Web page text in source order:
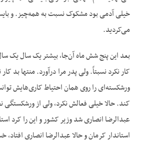
خیلی آدمی بود مشکوک نسبت به همه‌چیز. و
می‌کردید.
بعد این پنج شش ماه آن‌جا، بیشتر یک سال یک
کار نکرد نسبتاً. ولی پدر مرا درآورد. منتها بد
ورشکسته‌ای را روی همان احتیاط کاری‌هایش
کند. حالا خیلی فعالش نکرد، ولی از
عبدالرضا انصاری شد وزیر کشور و این را کرد
استاندار کرمان و حالا عبدالرضا انصاری